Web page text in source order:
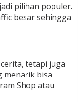
pilihan populer.
besar sehingga
tetapi juga
menarik bisa
Shop atau